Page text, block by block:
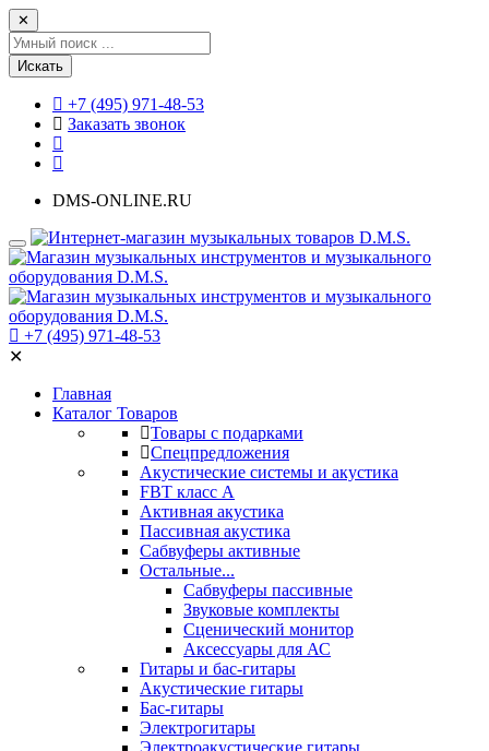
✕
Искать
+7 (495) 971-48-53
Заказать звонок
DMS-ONLINE.RU
+7 (495) 971-48-53
✕
Главная
Каталог Товаров
Товары с подарками
Спецпредложения
Акустические системы и акустика
FBT класс А
Активная акустика
Пассивная акустика
Сабвуферы активные
Остальные...
Сабвуферы пассивные
Звуковые комплекты
Сценический монитор
Аксессуары для АС
Гитары и бас-гитары
Акустические гитары
Бас-гитары
Электрогитары
Электроакустические гитары